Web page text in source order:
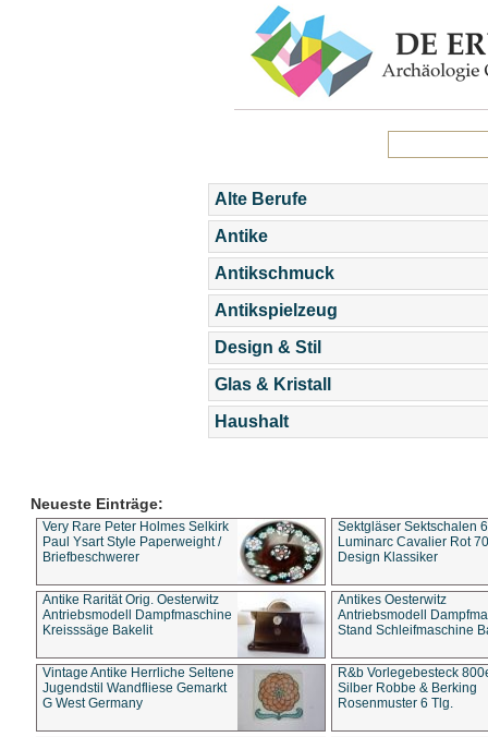
Alte Berufe
Antike
Antikschmuck
Antikspielzeug
Design & Stil
Glas & Kristall
Haushalt
Neueste Einträge:
Very Rare Peter Holmes Selkirk
Paul Ysart Style Paperweight /
Briefbeschwerer
Sektgläser Sektschalen
Luminarc Cavalier Rot
Design Klassiker
Antike Rarität Orig. Oesterwitz
Antriebsmodell Dampfmaschine
Kreisssäge Bakelit
Antikes Oesterwitz
Antriebsmodell
Stand Schleifmaschine
Vintage Antike Herrliche Seltene
Jugendstil Wandfliese Gemarkt
G West Germany
R&b Vorlegebesteck
Silber Robbe & Berking
Rosenmuster 6 Tlg.